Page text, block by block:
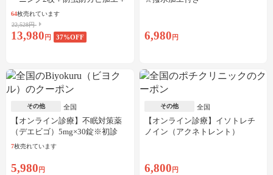
しみ抜き
64枚売れています
22,528円
13,980 円 37%OFF 6,980 円
その他 全国
【オンライン診療】不眠対策薬
（デエビゴ）5mg×30錠※初診
料・送料込
7枚売れています
5,980 円
その他 全国
【オンライン診療】イソトレチ
ノイン（アクネトレント）
6,800 円